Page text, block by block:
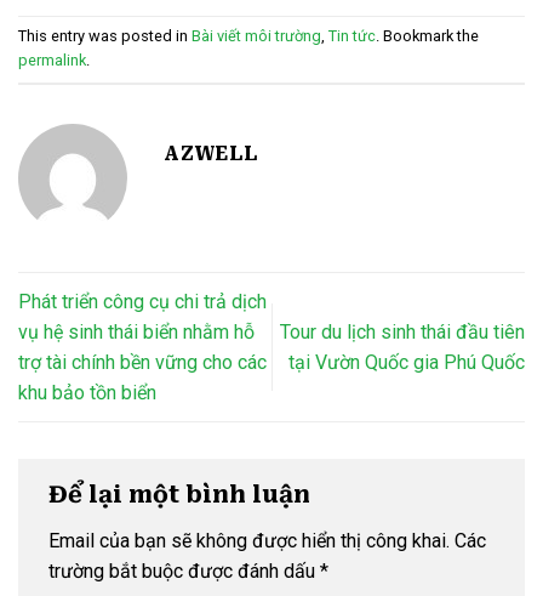
This entry was posted in Bài viết môi trường, Tin tức. Bookmark the
permalink.
AZWELL
Phát triển công cụ chi trả dịch
vụ hệ sinh thái biển nhằm hỗ
trợ tài chính bền vững cho các
khu bảo tồn biển
Tour du lịch sinh thái đầu tiên
tại Vườn Quốc gia Phú Quốc
Để lại một bình luận
Email của bạn sẽ không được hiển thị công khai. Các
trường bắt buộc được đánh dấu *